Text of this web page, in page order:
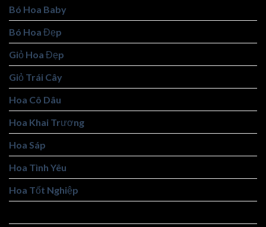
Bó Hoa Baby
Bó Hoa Đẹp
Giỏ Hoa Đẹp
Giỏ Trái Cây
Hoa Cô Dâu
Hoa Khai Trương
Hoa Sáp
Hoa Tình Yêu
Hoa Tốt Nghiệp